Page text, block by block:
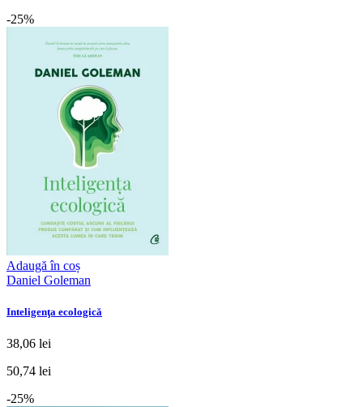
-25%
Adaugă în coș
Daniel Goleman
Inteligenţa ecologică
38,06 lei
50,74 lei
-25%